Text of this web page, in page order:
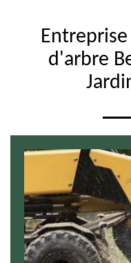
d'arbre